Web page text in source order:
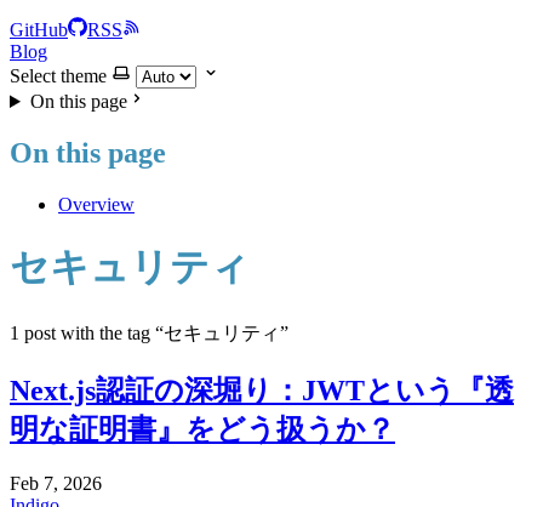
GitHub
RSS
Blog
Select theme
On this page
On this page
Overview
セキュリティ
1 post with the tag “セキュリティ”
Next.js認証の深堀り：JWTという『透
明な証明書』をどう扱うか？
Feb 7, 2026